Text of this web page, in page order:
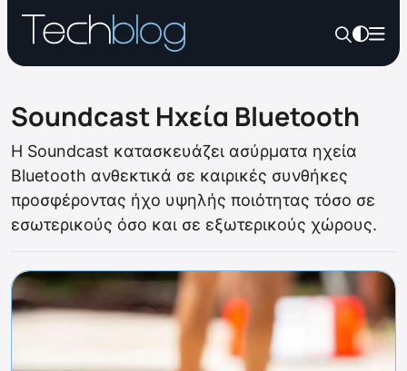
Soundcast Ηχεία Bluetooth
Η Soundcast κατασκευάζει ασύρματα ηχεία
Bluetooth ανθεκτικά σε καιρικές συνθήκες
προσφέροντας ήχο υψηλής ποιότητας τόσο σε
εσωτερικούς όσο και σε εξωτερικούς χώρους.